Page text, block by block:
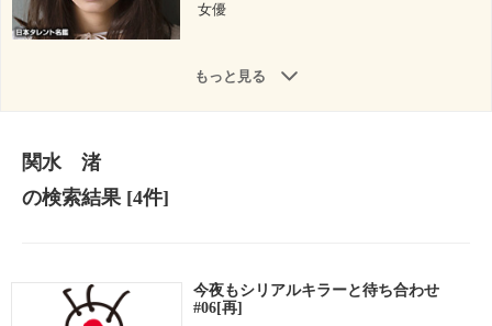
女優
もっと見る
関水 渚
の検索結果[4件]
今夜もシリアルキラーと待ち合わせ
#06[再]